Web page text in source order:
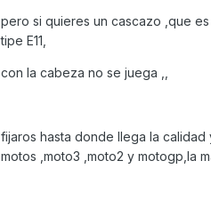
pero si quieres un cascazo ,que
tipe E11,
con la cabeza no se juega ,,
fijaros hasta donde llega la
motos ,moto3 ,moto2 y motogp,la